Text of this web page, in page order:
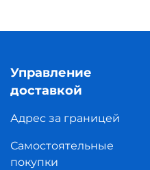
Управление
доставкой
Адрес за границей
Самостоятельные
покупки